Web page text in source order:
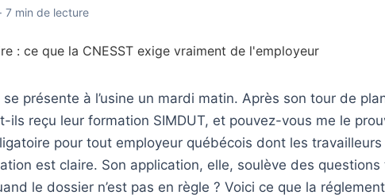
7 min de lecture
présente à l’usine un mardi matin. Après son tour de
ils reçu leur formation SIMDUT, et pouvez-vous me le
pour tout employeur québécois dont les
est claire. Son application, elle, soulève des
le dossier n’est pas en règle ? Voici ce que la